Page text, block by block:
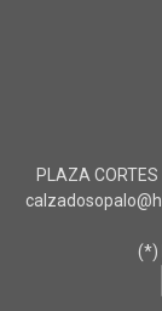
PLAZA
(*)